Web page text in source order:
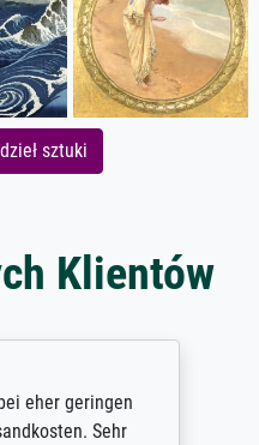
sztuki
Klientów
geringen
Sehr